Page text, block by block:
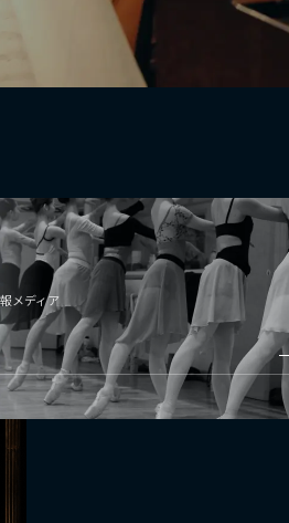
メディア